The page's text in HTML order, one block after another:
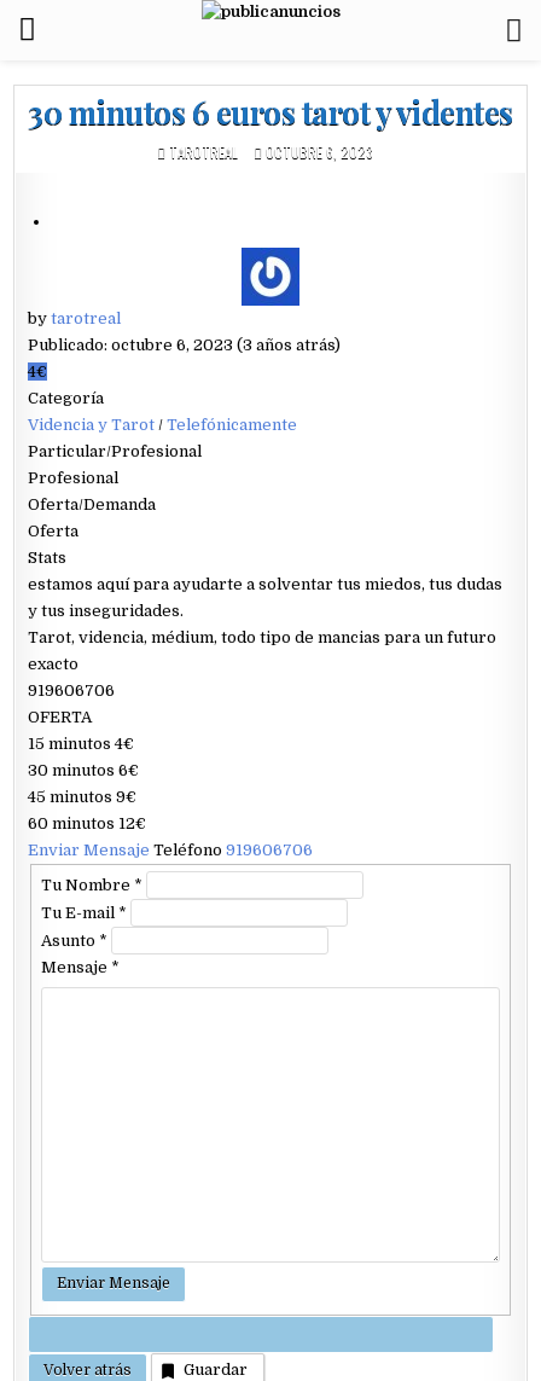
30 minutos 6 euros tarot y videntes
TAROTREAL OCTUBRE 6, 2023
bytarotreal
Publicado: octubre 6, 2023 (3 años atrás)
4€
Categoría
Videncia y Tarot /Telefónicamente
Particular/Profesional
Profesional
Oferta/Demanda
Oferta
Stats
estamos aquí para ayudarte a solventar tus miedos, tus dudas
y tus inseguridades.
Tarot, videncia, médium, todo tipo de mancias para un futuro
exacto
919606706
OFERTA
15 minutos 4€
30 minutos 6€
45 minutos 9€
60 minutos 12€
Enviar MensajeTeléfono919606706
Tu Nombre *
Tu E-mail *
Asunto *
Mensaje *
Guardar